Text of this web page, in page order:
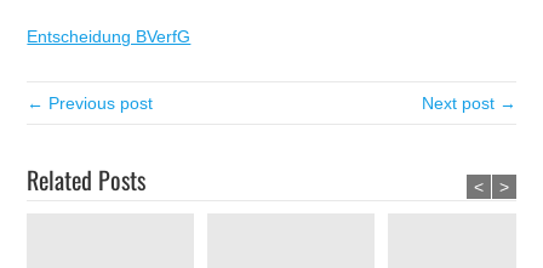
Entscheidung BVerfG
← Previous post Next post →
Related Posts < >